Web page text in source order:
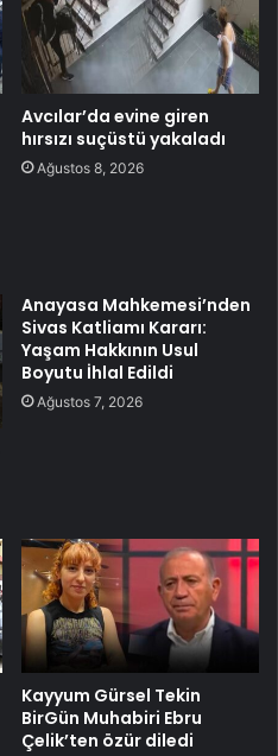
Avcılar’da evine giren
hırsızı suçüstü yakaladı
Ağustos 8, 2026
Anayasa Mahkemesi’nden
Sivas Katliamı Kararı:
Yaşam Hakkının Usul
Boyutu İhlal Edildi
Ağustos 7, 2026
Kayyum Gürsel Tekin
BirGün Muhabiri Ebru
Çelik’ten özür diledi